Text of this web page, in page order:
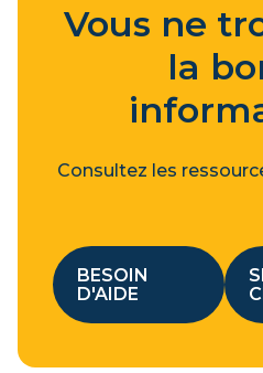
Vous ne
la
Consultez les
BESOIN
D'AIDE